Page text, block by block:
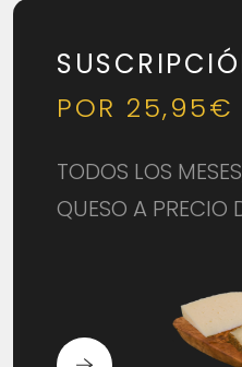
POR 25,95€
TODOS LOS
QUESO A PRECIO